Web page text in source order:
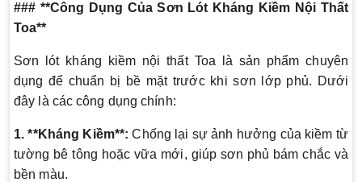
### **Công Dụng Của Sơn Lót Kháng Kiềm Nội Thất
Toa**
Sơn lót kháng kiềm nội thất Toa là sản phẩm chuyên
dụng để chuẩn bị bề mặt trước khi sơn lớp phủ. Dưới
đây là các công dụng chính:
1. **Kháng Kiềm**: Chống lại sự ảnh hưởng của kiềm từ
tường bê tông hoặc vữa mới, giúp sơn phủ bám chắc và
bền màu.